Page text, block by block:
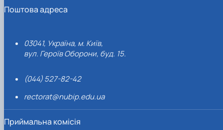
Поштова адреса
03041, Україна, м. Київ,
вул. Героїв Оборони, буд. 15.
(044) 527-82-42
rectorat@nubip.edu.ua
Приймальна комісія